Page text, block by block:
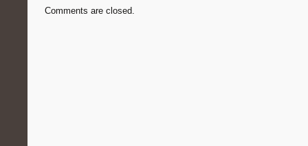
Comments are closed.